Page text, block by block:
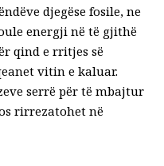
djegëse fosile, ne
energji në të gjithë
qind e rritjes së
vitin e kaluar.
serrë për të mbajtur
rirrezatohet në